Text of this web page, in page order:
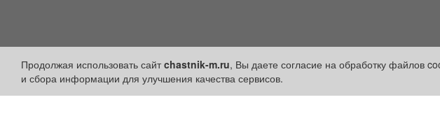
Продолжая использовать сайтchastnik-m.ru, Вы даете согласие на обработку файлов
и сбора информации для улучшения качества сервисов.
Политика конфиденциальности